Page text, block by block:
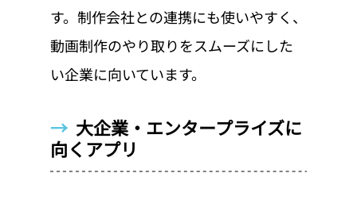
す。制作会社との連携にも使いやすく、
動画制作のやり取りをスムーズにした
い企業に向いています。
→ 大企業・エンタープライズに
向くアプリ